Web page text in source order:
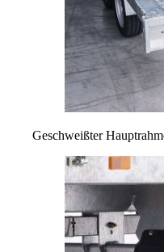
Geschweißter